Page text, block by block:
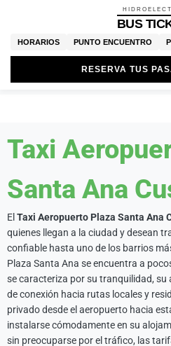
BUS
HORARIOS PUNTO ENCUENTRO
RESERVA TUS
Taxi
Santa Ana
El Taxi Aeropuerto Plaza Santa Ana
quienes llegan a la ciudad y desean
confiable hasta uno de los barrios
Plaza Santa Ana se encuentra a
se caracteriza por su tranquilidad, su
de conexión hacia rutas locales y
privado desde el aeropuerto hacia
instalarse cómodamente en su
sin preocuparse por el tráfico, las